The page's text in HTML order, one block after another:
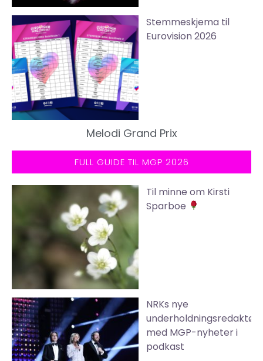
Stemmeskjema til
Eurovision 2026
Melodi Grand Prix
FULL GUIDE TIL MGP 2026
Til minne om Kirsti
Sparboe
NRKs nye
underholdningsredaktør
med MGP-nyheter i
podkast